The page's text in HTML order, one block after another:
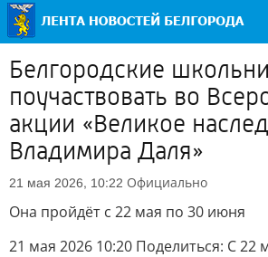
Белгородские
поучаствовать во
акции «Великое
Владимира Даля»
21 мая 2026, 10:22 Официально
Она пройдёт с 22 мая по 30 июня
21 мая 2026 10:20 Поделиться: С 22